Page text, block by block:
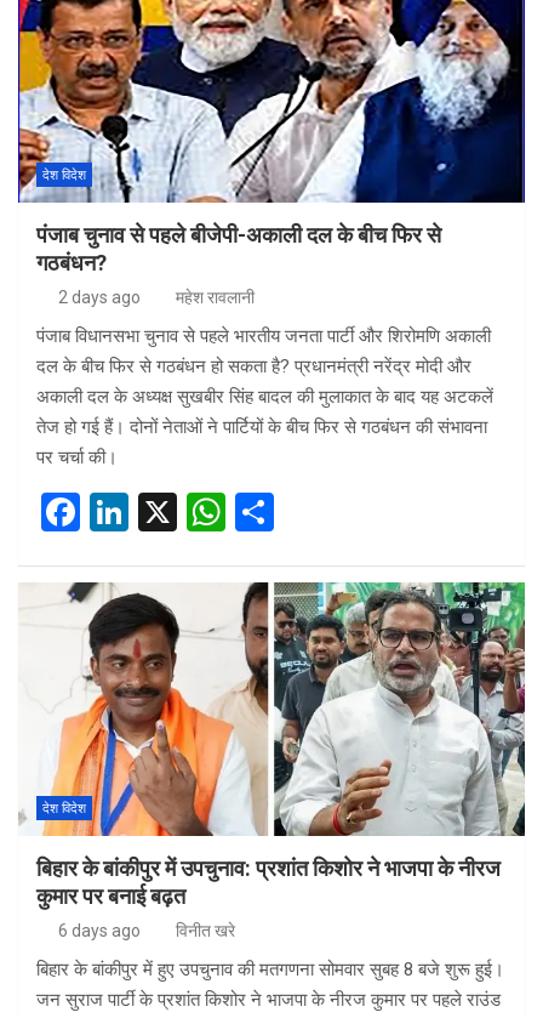
देश विदेश
पंजाब चुनाव से पहले बीजेपी-अकाली दल के बीच फिर से
गठबंधन?
2 days ago महेश रावलानी
पंजाब विधानसभा चुनाव से पहले भारतीय जनता पार्टी और शिरोमणि अकाली
दल के बीच फिर से गठबंधन हो सकता है? प्रधानमंत्री नरेंद्र मोदी और
अकाली दल के अध्यक्ष सुखबीर सिंह बादल की मुलाकात के बाद यह अटकलें
तेज हो गई हैं। दोनों नेताओं ने पार्टियों के बीच फिर से गठबंधन की संभावना
पर चर्चा की।
F
ce
b
o
o
k
Li
ke
dI
n
X
W
at
s
A
p
p
ar
e
देश विदेश
बिहार के बांकीपुर में उपचुनाव: प्रशांत किशोर ने भाजपा के नीरज
कुमार पर बनाई बढ़त
6 days ago विनीत खरे
बिहार के बांकीपुर में हुए उपचुनाव की मतगणना सोमवार सुबह 8 बजे शुरू हुई।
जन सुराज पार्टी के प्रशांत किशोर ने भाजपा के नीरज कुमार पर पहले राउंड